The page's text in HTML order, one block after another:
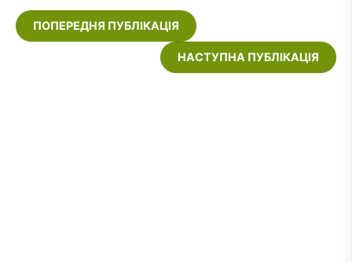
ПОПЕРЕДНЯ ПУБЛІКАЦІЯ
НАСТУПНА ПУБЛІКАЦІЯ